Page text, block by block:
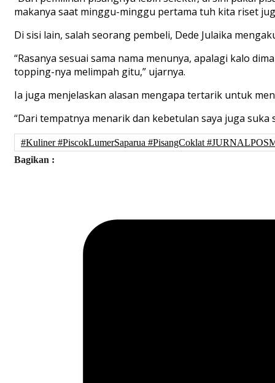
makanya saat minggu-minggu pertama tuh kita riset
Di sisi lain, salah seorang pembeli, Dede Julaika
“Rasanya sesuai sama nama menunya, apalagi kalo
topping-nya melimpah gitu,” ujarnya.
Ia juga menjelaskan alasan mengapa tertarik untuk
“Dari tempatnya menarik dan kebetulan saya juga
#Kuliner #PiscokLumerSaparua #PisangCoklat
Bagikan :